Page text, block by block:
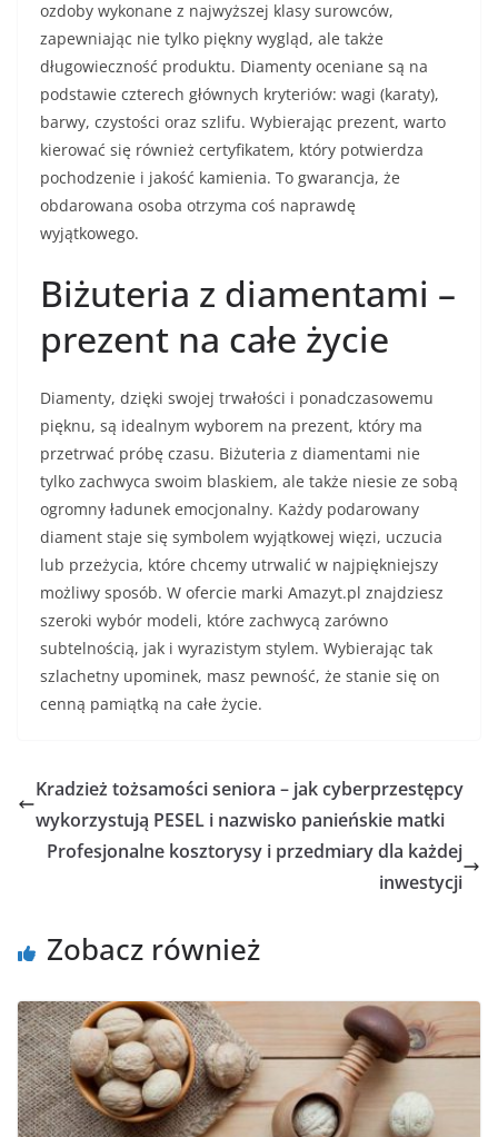
ozdoby wykonane z najwyższej klasy surowców,
zapewniając nie tylko piękny wygląd, ale także
długowieczność produktu. Diamenty oceniane są na
podstawie czterech głównych kryteriów: wagi (karaty),
barwy, czystości oraz szlifu. Wybierając prezent, warto
kierować się również certyfikatem, który potwierdza
pochodzenie i jakość kamienia. To gwarancja, że
obdarowana osoba otrzyma coś naprawdę
wyjątkowego.
Biżuteria z diamentami –
prezent na całe życie
Diamenty, dzięki swojej trwałości i ponadczasowemu
pięknu, są idealnym wyborem na prezent, który ma
przetrwać próbę czasu. Biżuteria z diamentami nie
tylko zachwyca swoim blaskiem, ale także niesie ze sobą
ogromny ładunek emocjonalny. Każdy podarowany
diament staje się symbolem wyjątkowej więzi, uczucia
lub przeżycia, które chcemy utrwalić w najpiękniejszy
możliwy sposób. W ofercie marki Amazyt.pl znajdziesz
szeroki wybór modeli, które zachwycą zarówno
subtelnością, jak i wyrazistym stylem. Wybierając tak
szlachetny upominek, masz pewność, że stanie się on
cenną pamiątką na całe życie.
Kradzież tożsamości seniora – jak cyberprzestępcy
wykorzystują PESEL i nazwisko panieńskie matki
Profesjonalne kosztorysy i przedmiary dla każdej
inwestycji
Zobacz również